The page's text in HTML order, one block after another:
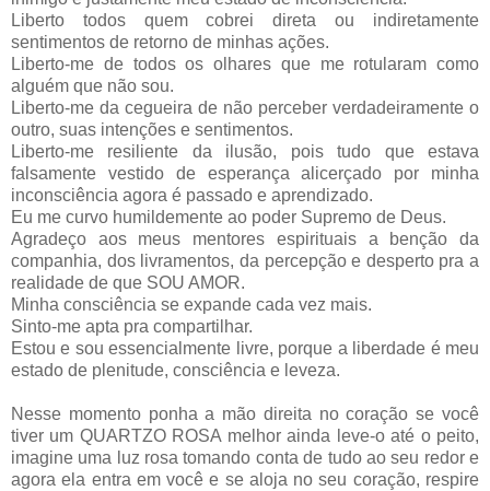
Liberto todos quem cobrei direta ou indiretamente
sentimentos de retorno de minhas ações.
Liberto-me de todos os olhares que me rotularam como
alguém que não sou.
Liberto-me da cegueira de não perceber verdadeiramente o
outro, suas intenções e sentimentos.
Liberto-me resiliente da ilusão, pois tudo que estava
falsamente vestido de esperança alicerçado por minha
inconsciência agora é passado e aprendizado.
Eu me curvo humildemente ao poder Supremo de Deus.
Agradeço aos meus mentores espirituais a benção da
companhia, dos livramentos, da percepção e desperto pra a
realidade de que SOU AMOR.
Minha consciência se expande cada vez mais.
Sinto-me apta pra compartilhar.
Estou e sou essencialmente livre, porque a liberdade é meu
estado de plenitude, consciência e leveza.
Nesse momento ponha a mão direita no coração se você
tiver um QUARTZO ROSA melhor ainda leve-o até o peito,
imagine uma luz rosa tomando conta de tudo ao seu redor e
agora ela entra em você e se aloja no seu coração, respire